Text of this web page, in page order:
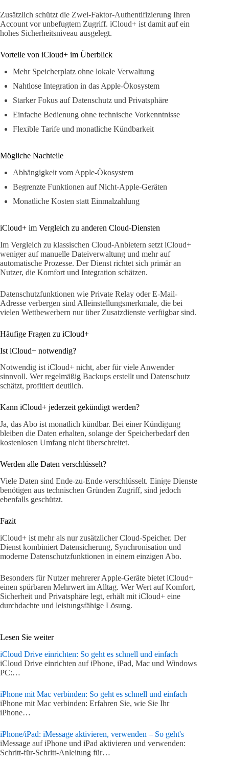
Zusätzlich schützt die Zwei-Faktor-Authentifizierung Ihren
Account vor unbefugtem Zugriff. iCloud+ ist damit auf ein
hohes Sicherheitsniveau ausgelegt.
Vorteile von iCloud+ im Überblick
Mehr Speicherplatz ohne lokale Verwaltung
Nahtlose Integration in das Apple-Ökosystem
Starker Fokus auf Datenschutz und Privatsphäre
Einfache Bedienung ohne technische Vorkenntnisse
Flexible Tarife und monatliche Kündbarkeit
Mögliche Nachteile
Abhängigkeit vom Apple-Ökosystem
Begrenzte Funktionen auf Nicht-Apple-Geräten
Monatliche Kosten statt Einmalzahlung
iCloud+ im Vergleich zu anderen Cloud-Diensten
Im Vergleich zu klassischen Cloud-Anbietern setzt iCloud+
weniger auf manuelle Dateiverwaltung und mehr auf
automatische Prozesse. Der Dienst richtet sich primär an
Nutzer, die Komfort und Integration schätzen.
Datenschutzfunktionen wie Private Relay oder E-Mail-
Adresse verbergen sind Alleinstellungsmerkmale, die bei
vielen Wettbewerbern nur über Zusatzdienste verfügbar sind.
Häufige Fragen zu iCloud+
Ist iCloud+ notwendig?
Notwendig ist iCloud+ nicht, aber für viele Anwender
sinnvoll. Wer regelmäßig Backups erstellt und Datenschutz
schätzt, profitiert deutlich.
Kann iCloud+ jederzeit gekündigt werden?
Ja, das Abo ist monatlich kündbar. Bei einer Kündigung
bleiben die Daten erhalten, solange der Speicherbedarf den
kostenlosen Umfang nicht überschreitet.
Werden alle Daten verschlüsselt?
Viele Daten sind Ende-zu-Ende-verschlüsselt. Einige Dienste
benötigen aus technischen Gründen Zugriff, sind jedoch
ebenfalls geschützt.
Fazit
iCloud+ ist mehr als nur zusätzlicher Cloud-Speicher. Der
Dienst kombiniert Datensicherung, Synchronisation und
moderne Datenschutzfunktionen in einem einzigen Abo.
Besonders für Nutzer mehrerer Apple-Geräte bietet iCloud+
einen spürbaren Mehrwert im Alltag. Wer Wert auf Komfort,
Sicherheit und Privatsphäre legt, erhält mit iCloud+ eine
durchdachte und leistungsfähige Lösung.
Lesen Sie weiter
iCloud Drive einrichten: So geht es schnell und einfach
iCloud Drive einrichten auf iPhone, iPad, Mac und Windows
PC:…
iPhone mit Mac verbinden: So geht es schnell und einfach
iPhone mit Mac verbinden: Erfahren Sie, wie Sie Ihr
iPhone…
iPhone/iPad: iMessage aktivieren, verwenden – So geht's
iMessage auf iPhone und iPad aktivieren und verwenden:
Schritt-für-Schritt-Anleitung für…